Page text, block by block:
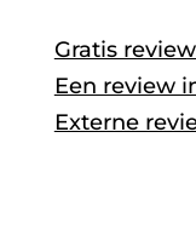
Gratis
Een review
Externe